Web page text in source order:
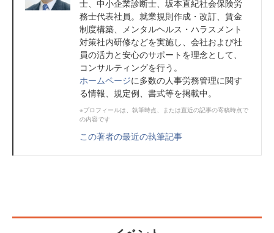
士、中小企業診断士、坂本直紀社会保険労
務士代表社員。就業規則作成・改訂、賃金
制度構築、メンタルヘルス・ハラスメント
対策社内研修などを実施し、会社および社
員の活力と安心のサポートを理念として、
コンサルティングを行う。
ホームページに多数の人事労務管理に関す
る情報、規定例、書式等を掲載中。
※プロフィールは、執筆時点、または直近の記事の寄稿時点で
の内容です
この著者の最近の執筆記事